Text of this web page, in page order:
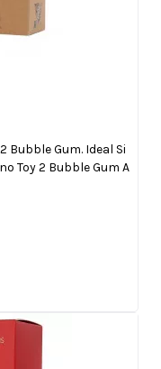
Bubble Gum. Ideal Si
Toy 2 Bubble Gum A